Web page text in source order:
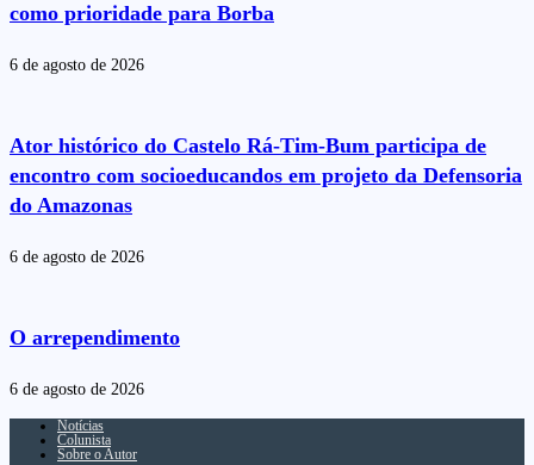
como prioridade para Borba
6 de agosto de 2026
Ator histórico do Castelo Rá-Tim-Bum participa de
encontro com socioeducandos em projeto da Defensoria
do Amazonas
6 de agosto de 2026
O arrependimento
6 de agosto de 2026
Notícias
Colunista
Sobre o Autor